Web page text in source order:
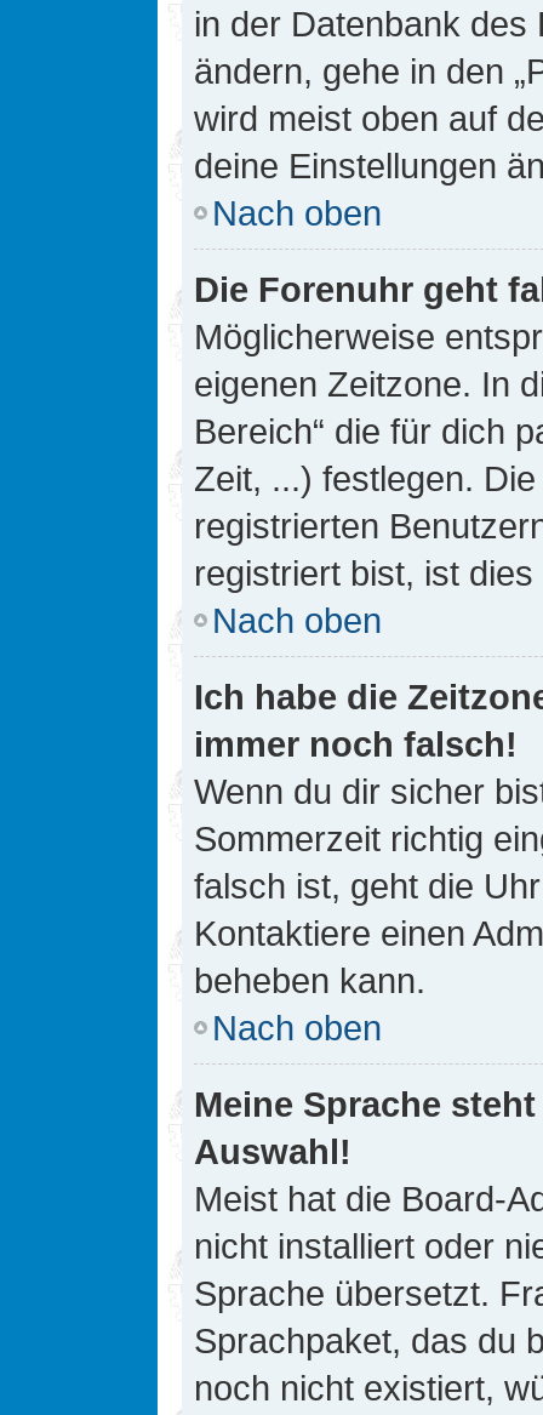
in der Datenbank
ändern, gehe in den
wird meist oben auf
deine Einstellungen
Nach oben
Die Forenuhr geht
Möglicherweise
eigenen Zeitzone. In
Bereich“ die für dich
Zeit, ...) festlegen.
registrierten
registriert bist, ist
Nach oben
Ich habe die
immer noch falsch!
Wenn du dir sicher
Sommerzeit richtig
falsch ist, geht die
Kontaktiere einen
beheben kann.
Nach oben
Meine Sprache
Auswahl!
Meist hat die Board-
nicht installiert oder
Sprache übersetzt.
Sprachpaket, das du
noch nicht existiert,